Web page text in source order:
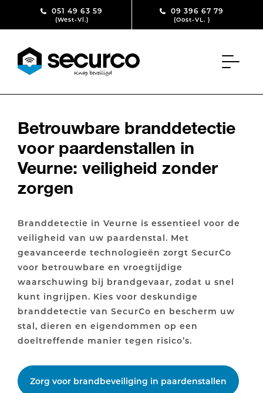
Skip to content051 49 63 59
(West-Vl.)
09 396 67 79
(Oost-VL. )
Betrouwbare branddetectie
voor paardenstallen in
Veurne: veiligheid zonder
zorgen
Branddetectie in Veurne is essentieel voor de
veiligheid van uw paardenstal. Met
geavanceerde technologieën zorgt SecurCo
voor betrouwbare en vroegtijdige
waarschuwing bij brandgevaar, zodat u snel
kunt ingrijpen. Kies voor deskundige
branddetectie van SecurCo en bescherm uw
stal, dieren en eigendommen op een
doeltreffende manier tegen risico’s.
Zorg voor brandbeveiliging in paardenstallen